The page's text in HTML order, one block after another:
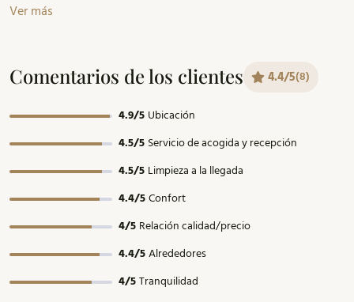
Ver más
Comentarios de los clientes 4.4/5(8)
4.9/5 Ubicación
4.5/5 Servicio de acogida y recepción
4.5/5 Limpieza a la llegada
4.4/5Confort
4/5 Relación calidad/precio
4.4/5Alrededores
4/5Tranquilidad